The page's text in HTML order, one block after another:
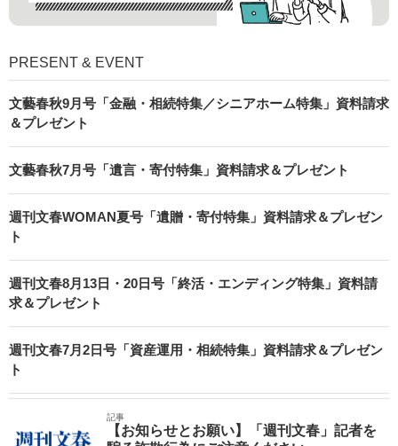
PRESENT & EVENT
文藝春秋9月号「金融・相続特集／シニアホーム特集」資料請求
＆プレゼント
文藝春秋7月号「遺言・寄付特集」資料請求＆プレゼント
週刊文春WOMAN夏号「遺贈・寄付特集」資料請求＆プレゼン
ト
週刊文春8月13日・20日号「終活・エンディング特集」資料請
求＆プレゼント
週刊文春7月2日号「資産運用・相続特集」資料請求＆プレゼン
ト
記事
【お知らせとお願い】「週刊文春」記者を